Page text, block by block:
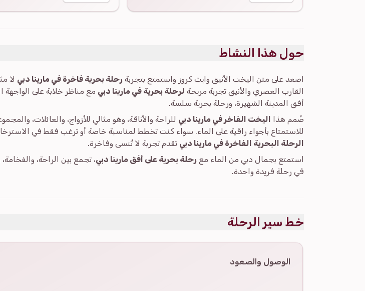
حول هذا النشاط
اصعد على متن اليخت الأنيق وايت كروز واستمتع بتجربة رحلة بحرية فاخرة في مارينا دبي لا
القارب العصري والأنيق تجربة مريحة لرحلة بحرية في مارينا دبي مع مناظر خلابة على الواجهة
أفق المدينة الشهيرة، ورحلة بحرية سلسة.
صُمم هذا اليخت الفاخر في مارينا دبي للراحة والأناقة، وهو مثالي للأزواج، والعائلات،
للاستمتاع بأجواء راقية على الماء. سواء كنت تخطط لمناسبة خاصة أو ترغب فقط في
الرحلة البحرية الفاخرة في مارينا دبي تقدم تجربة لا تُنسى وفاخرة.
استمتع بجمال دبي من الماء مع رحلة بحرية على أفق مارينا دبي، تجمع بين الراحة،
في رحلة فريدة واحدة.
خط سير الرحلة
الوصول والصعود